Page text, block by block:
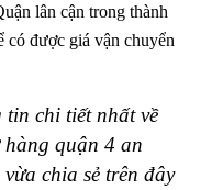
lân cận trong thành
có được giá vận chuyển
chi tiết nhất về
hàng quận 4 an
chia sẻ trên đây